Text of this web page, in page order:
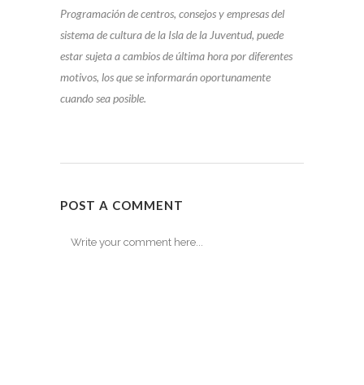
Programación de centros, consejos y empresas del
sistema de cultura de la Isla de la Juventud, puede
estar sujeta a cambios de última hora por diferentes
motivos, los que se informarán oportunamente
cuando sea posible.
POST A COMMENT